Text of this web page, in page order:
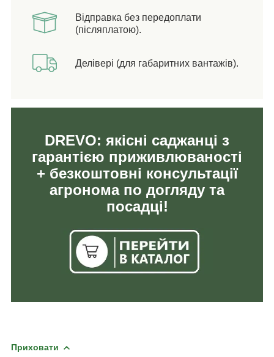
Відправка без передоплати
(післяплатою).
Делівері (для габаритних вантажів).
DREVO: якісні саджанці з
гарантією приживлюваності
+ безкоштовні консультації
агронома по догляду та
посадці!
Приховати